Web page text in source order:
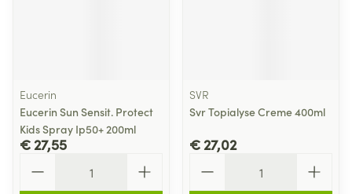
Eucerin
Eucerin Sun Sensit. Protect
Kids Spray Ip50+ 200ml
€ 27,55
SVR
Svr Topialyse Creme 400ml
€ 27,02